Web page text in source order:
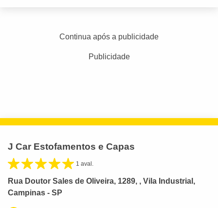
Continua após a publicidade
Publicidade
J Car Estofamentos e Capas
1 aval.
Rua Doutor Sales de Oliveira, 1289, , Vila Industrial,
Campinas - SP